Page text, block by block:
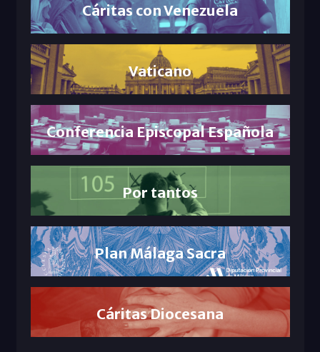
Cáritas con Venezuela
Vaticano
Conferencia Episcopal Española
Por tantos
Plan Málaga Sacra
Cáritas Diocesana